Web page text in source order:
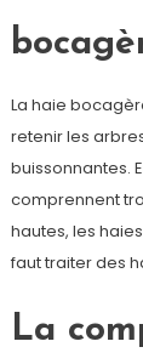
La haie
retenir les
buissonnantes.
comprennent
hautes, les
faut traiter des
La